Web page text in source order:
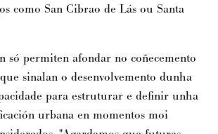
como San Cibrao de Lás ou Santa
só permiten afondar no coñecemento
sinalan o desenvolvemento dunha
para estruturar e definir unha
urbana en momentos moi